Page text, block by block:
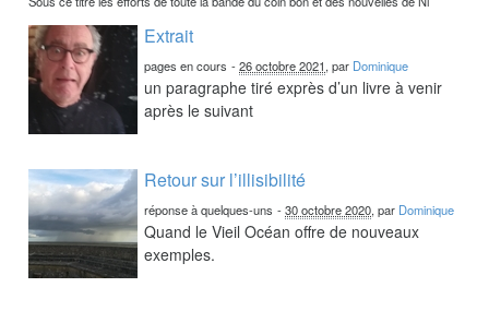
Extrait
pages en cours -26 octobre 2021, par Dominique
un paragraphe tiré exprès d’un livre à venir
après le suivant
Retour sur l’illisibilité
réponse à quelques-uns -30 octobre 2020, par Dominique
Quand le Vieil Océan offre de nouveaux
exemples.